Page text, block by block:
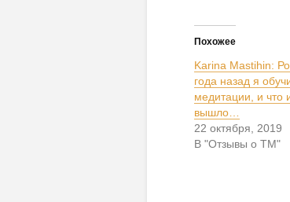
Похожее
Karina Mastihin:
года назад я
медитации, и что
вышло…
22 октября, 2019
В "Отзывы о ТМ"